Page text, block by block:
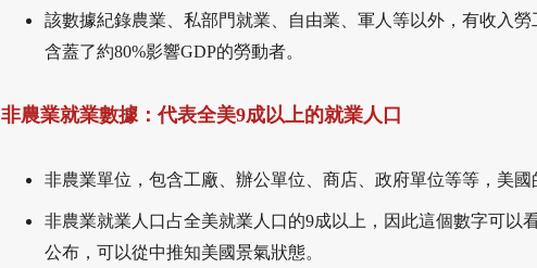
該數據紀錄農業、私部門就業、自由業、軍人等以外，有收入
含蓋了約80%影響GDP的勞動者。
非農業就業數據：代表全美9成以上的就業人口
非農業單位，包含工廠、辦公單位、商店、政府單位等等，美
非農業就業人口占全美就業人口的9成以上，因此這個數字可以
公布，可以從中推知美國景氣狀態。